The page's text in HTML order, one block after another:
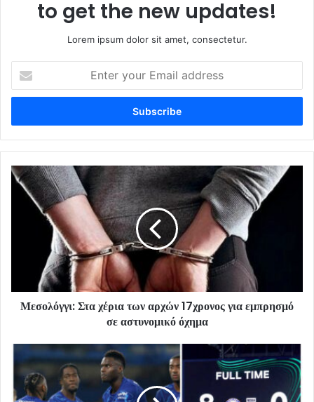
to get the new updates!
Lorem ipsum dolor sit amet, consectetur.
your
Email
Μεσολόγγι: Στα χέρια των αρχών 17χρονος για εμπρησμό
σε αστυνομικό όχημα